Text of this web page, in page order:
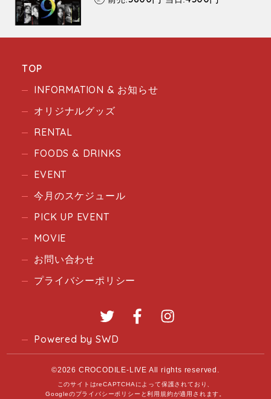
TOP
INFORMATION & お知らせ
オリジナルグッズ
RENTAL
FOODS & DRINKS
EVENT
今月のスケジュール
PICK UP EVENT
MOVIE
お問い合わせ
プライバシーポリシー
Twitter Facebook
Powered by SWD
©2026 CROCODILE-LIVE All rights reserved.
このサイトはreCAPTCHAによって保護されており、
Googleのプライバシーポリシー と利用規約が適用されます。